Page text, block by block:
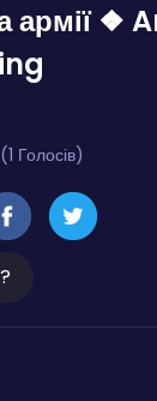
армії ❖
Голосів)